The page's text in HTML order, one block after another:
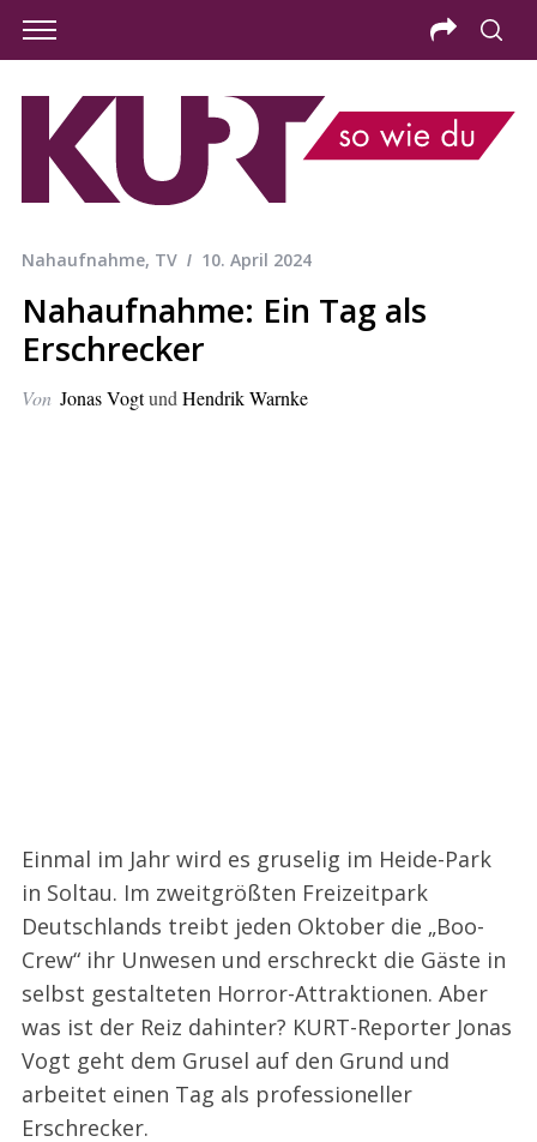
Nahaufnahme, TV 10. April 2024
Nahaufnahme: Ein Tag als
Erschrecker
Von Jonas Vogtund Hendrik Warnke
Einmal im Jahr wird es gruselig im Heide-Park
in Soltau. Im zweitgrößten Freizeitpark
Deutschlands treibt jeden Oktober die „Boo-
Crew“ ihr Unwesen und erschreckt die Gäste in
selbst gestalteten Horror-Attraktionen. Aber
was ist der Reiz dahinter? KURT-Reporter Jonas
Vogt geht dem Grusel auf den Grund und
arbeitet einen Tag als professioneller
Erschrecker.